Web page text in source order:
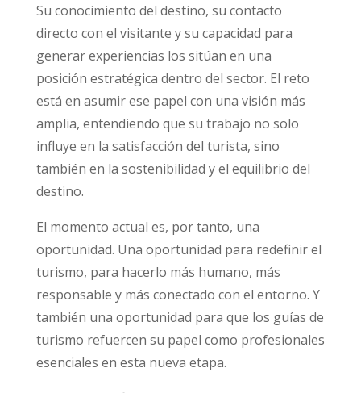
Su conocimiento del destino, su contacto
directo con el visitante y su capacidad para
generar experiencias los sitúan en una
posición estratégica dentro del sector. El reto
está en asumir ese papel con una visión más
amplia, entendiendo que su trabajo no solo
influye en la satisfacción del turista, sino
también en la sostenibilidad y el equilibrio del
destino.
El momento actual es, por tanto, una
oportunidad. Una oportunidad para redefinir el
turismo, para hacerlo más humano, más
responsable y más conectado con el entorno. Y
también una oportunidad para que los guías de
turismo refuercen su papel como profesionales
esenciales en esta nueva etapa.